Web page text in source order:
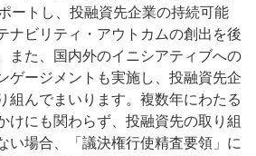
ートし、投融資先企業の持続可能
ナビリティ・アウトカムの創出を後
また、国内外のイニシアティブへの
ゲージメントも実施し、投融資先企
組んでまいります。複数年にわたる
けにも関わらず、投融資先の取り組
い場合、「議決権行使精査要領」に